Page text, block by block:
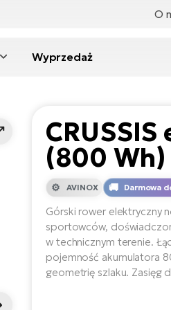
O
Wyprzedaż
CRUSSIS
(800 Wh)
Darmowa
AVINOX
Górski rower elektryczny
sportowców,
w technicznym terenie.
pojemność akumulatora
geometrię szlaku. Zasięg